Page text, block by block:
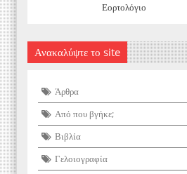
Εορτολόγιο
Ανακαλύψτε το site
Άρθρα
Από που βγήκε;
Βιβλία
Γελοιογραφία